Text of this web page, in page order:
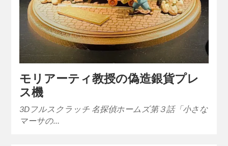
モリアーティ教授の偽造銀貨プレ
ス機
3Dフルスクラッチ 名探偵ホームズ第３話「小さな
マーサの…